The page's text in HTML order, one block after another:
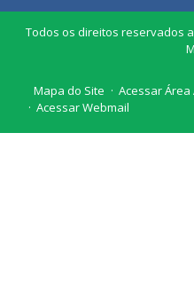
Todos os direitos reservados
Mapa do Site
Acessar
Acessar Webmail